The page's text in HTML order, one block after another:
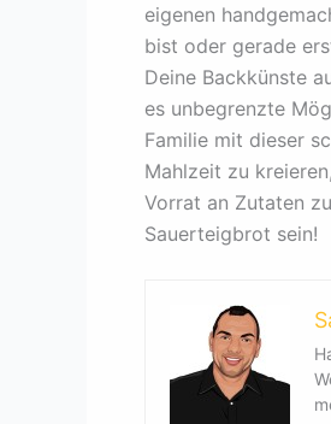
eigenen
bist oder gerade
Deine Backkünste
es unbegrenzte
Familie mit dieser
Mahlzeit zu
Vorrat an Zutaten
Sauerteigbrot sein!